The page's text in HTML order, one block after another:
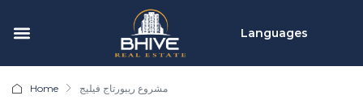
Languages
Home مشروع ريبورتاج فيليج